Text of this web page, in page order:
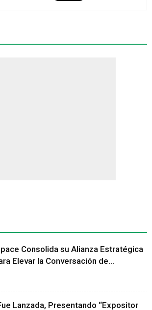
Consolida su Alianza Estratégica
Elevar la Conversación de...
Lanzada, Presentando “Expositor